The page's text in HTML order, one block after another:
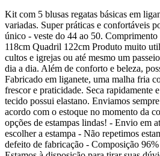
Kit com 5 blusas regatas básicas em
variadas. Super práticas e confortáveis
único - veste do 44 ao 50.
118cm Quadril 122cm Produto muito
cultos e igrejas ou até mesmo um
dia a dia. Além de conforto e beleza,
Fabricado em liganete, uma malha fria
frescor e praticidade. Seca rapidamente
tecido possui elastano. Enviamos
acordo com o estoque no momento da
opções de estampas lindas! - Envio em
escolher a estampa - Não repetimos
defeito de fabricação - Composição